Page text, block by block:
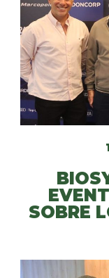
SOBRE